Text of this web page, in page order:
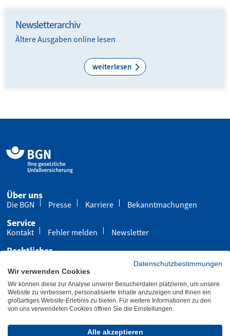
Newsletterarchiv
Ältere Ausgaben online lesen
weiterlesen
Über uns
Die BGN Presse Karriere Bekanntmachungen
Service
Kontakt Fehler melden Newsletter
Rechtliches
Cookies
Barrierefreiheit
Übersicht Leichte Sprache Gebärdensprache
Letzte Aktualisierung 23.06.2026
Datenschutzbestimmungen
Wir verwenden Cookies
Wir können diese zur Analyse unserer Besucherdaten platzieren, um unsere
Website zu verbessern, personalisierte Inhalte anzuzeigen und Ihnen ein
großartiges Website-Erlebnis zu bieten. Für weitere Informationen zu den
von uns verwendeten Cookies öffnen Sie die Einstellungen.
Alle akzeptieren